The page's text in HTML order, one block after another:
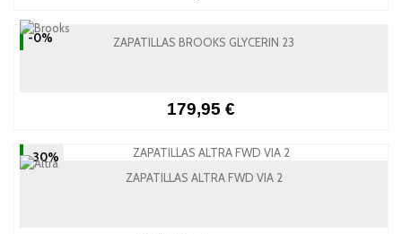
-0% ZAPATILLAS BROOKS GLYCERIN 23
179,95 €
-30%
ZAPATILLAS ALTRA FWD VIA 2